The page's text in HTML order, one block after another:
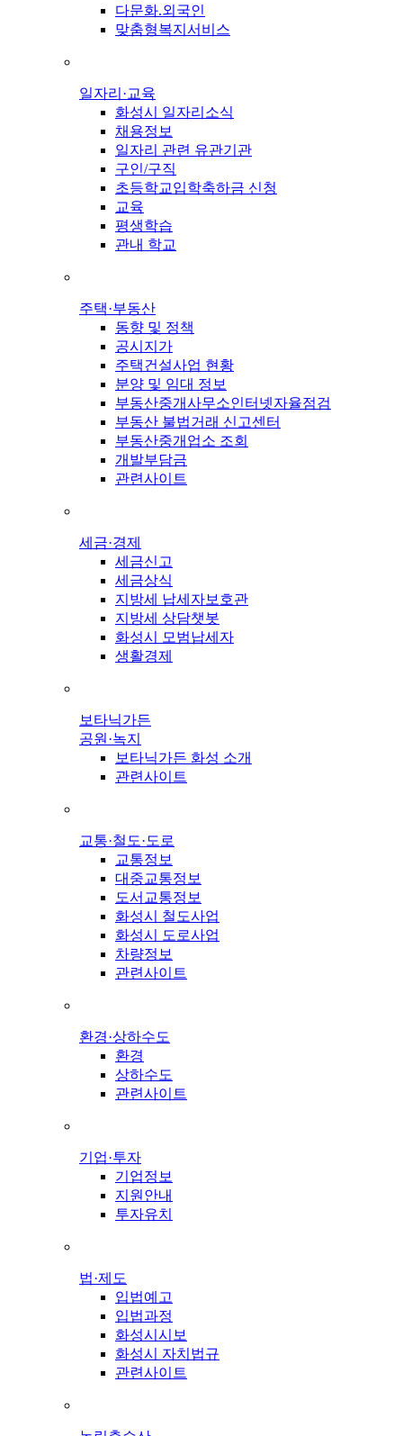
다문화.외국인
맞춤형복지서비스
일자리·교육
화성시 일자리소식
채용정보
일자리 관련 유관기관
구인/구직
초등학교입학축하금 신청
교육
평생학습
관내 학교
주택·부동산
동향 및 정책
공시지가
주택건설사업 현황
분양 및 임대 정보
부동산중개사무소인터넷자율점검
부동산 불법거래 신고센터
부동산중개업소 조회
개발부담금
관련사이트
세금·경제
세금신고
세금상식
지방세 납세자보호관
지방세 상담챗봇
화성시 모범납세자
생활경제
보타닉가든
공원·녹지
보타닉가든 화성 소개
관련사이트
교통·철도·도로
교통정보
대중교통정보
도서교통정보
화성시 철도사업
화성시 도로사업
차량정보
관련사이트
환경·상하수도
환경
상하수도
관련사이트
기업·투자
기업정보
지원안내
투자유치
법·제도
입법예고
입법과정
화성시시보
화성시 자치법규
관련사이트